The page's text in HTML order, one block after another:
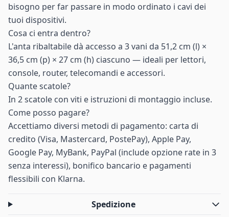
bisogno per far passare in modo ordinato i cavi dei
tuoi dispositivi.
Cosa ci entra dentro?
L'anta ribaltabile dà accesso a 3 vani da 51,2 cm (l) ×
36,5 cm (p) × 27 cm (h) ciascuno — ideali per lettori,
console, router, telecomandi e accessori.
Quante scatole?
In 2 scatole con viti e istruzioni di montaggio incluse.
Come posso pagare?
Accettiamo diversi metodi di pagamento: carta di
credito (Visa, Mastercard, PostePay), Apple Pay,
Google Pay, MyBank, PayPal (include opzione rate in 3
senza interessi), bonifico bancario e pagamenti
flessibili con Klarna.
Spedizione